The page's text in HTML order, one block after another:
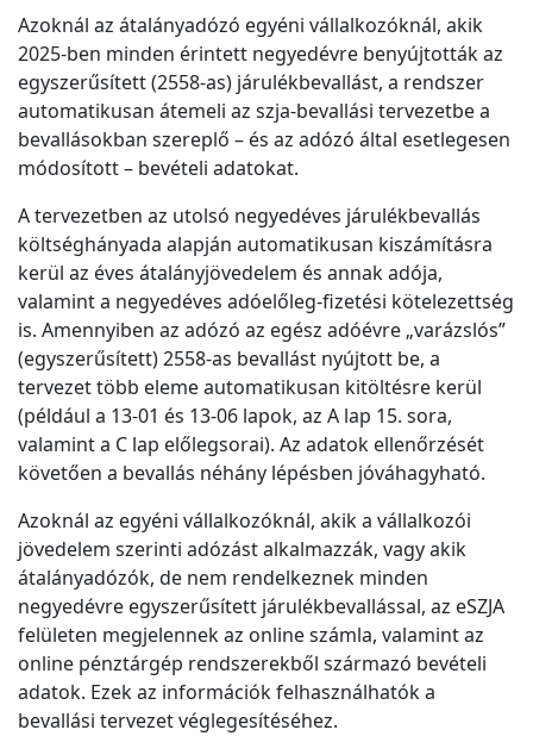
Azoknál az átalányadózó egyéni vállalkozóknál, akik
2025-ben minden érintett negyedévre benyújtották az
egyszerűsített (2558-as) járulékbevallást, a rendszer
automatikusan átemeli az szja-bevallási tervezetbe a
bevallásokban szereplő – és az adózó által esetlegesen
módosított – bevételi adatokat.
A tervezetben az utolsó negyedéves járulékbevallás
költséghányada alapján automatikusan kiszámításra
kerül az éves átalányjövedelem és annak adója,
valamint a negyedéves adóelőleg-fizetési kötelezettség
is. Amennyiben az adózó az egész adóévre „varázslós”
(egyszerűsített) 2558-as bevallást nyújtott be, a
tervezet több eleme automatikusan kitöltésre kerül
(például a 13-01 és 13-06 lapok, az A lap 15. sora,
valamint a C lap előlegsorai). Az adatok ellenőrzését
követően a bevallás néhány lépésben jóváhagyható.
Azoknál az egyéni vállalkozóknál, akik a vállalkozói
jövedelem szerinti adózást alkalmazzák, vagy akik
átalányadózók, de nem rendelkeznek minden
negyedévre egyszerűsített járulékbevallással, az eSZJA
felületen megjelennek az online számla, valamint az
online pénztárgép rendszerekből származó bevételi
adatok. Ezek az információk felhasználhatók a
bevallási tervezet véglegesítéséhez.